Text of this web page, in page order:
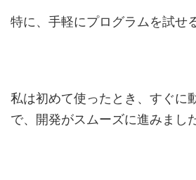
特に、手軽にプログラムを試せ
私は初めて使ったとき、すぐに
で、開発がスムーズに進みました